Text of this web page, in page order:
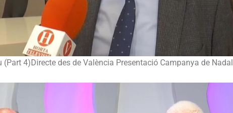
4)Directe des de València Presentació Campanya de Nadal